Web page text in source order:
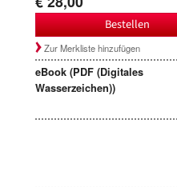
Bestellen
Zur Merkliste hinzufügen
eBook (PDF (Digitales
Wasserzeichen))